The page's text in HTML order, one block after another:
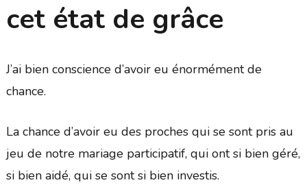
cet état de grâce
J’ai bien conscience d’avoir eu énormément de
chance.
La chance d’avoir eu des proches qui se sont pris au
jeu de notre mariage participatif, qui ont si bien géré,
si bien aidé, qui se sont si bien investis.